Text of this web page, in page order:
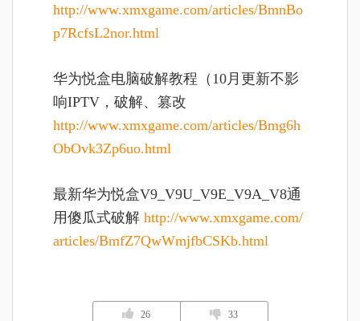
http://www.xmxgame.com/articles/BmnBo
p7RcfsL2nor.html
华为悦盒电脑破解教程（10月更新不影
响IPTV，破解、篡改
http://www.xmxgame.com/articles/Bmg6h
ObOvk3Zp6uo.html
最新华为悦盒V9_V9U_V9E_V9A_V8通
用傻瓜式破解 http://www.xmxgame.com/
articles/BmfZ7QwWmjfbCSKb.html
26 33